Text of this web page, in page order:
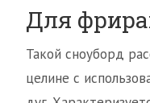
Для
Такой сноуборд
целине с